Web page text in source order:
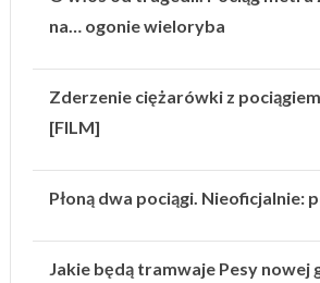
na… ogonie wieloryba
Zderzenie ciężarówki z
[FILM]
Płoną dwa pociągi. Nieoficjalnie:
Jakie będą tramwaje Pesy nowej